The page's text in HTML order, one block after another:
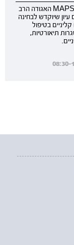
מכון מפרשים לחקר והוראת הפסיכותרפיה ו- MAPS Israel האגודה הרב
שיוקדש לבחינה
בטיפול
תיאורטיות,